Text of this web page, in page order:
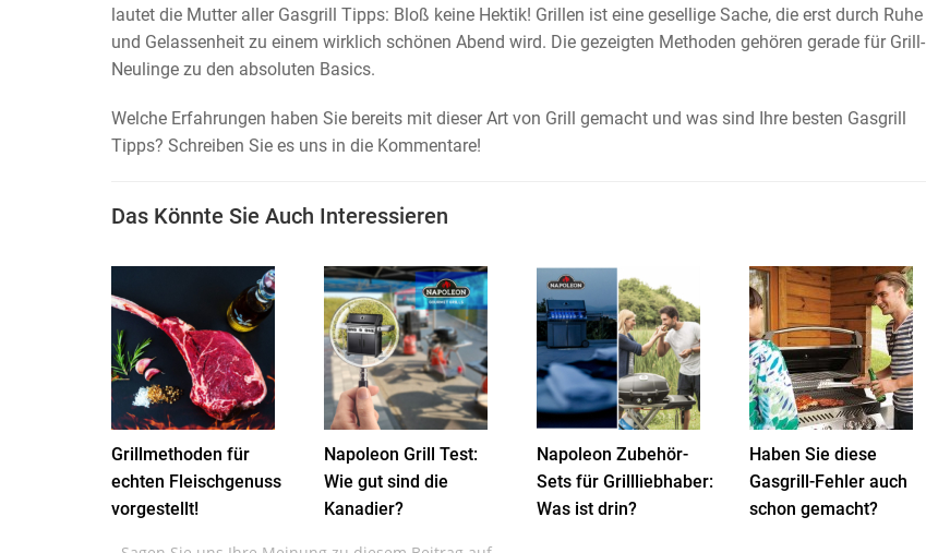
lautet die Mutter aller Gasgrill Tipps: Bloß keine Hektik! Grillen ist eine gesellige Sache, die erst durch Ruhe
und Gelassenheit zu einem wirklich schönen Abend wird. Die gezeigten Methoden gehören gerade für Grill-
Neulinge zu den absoluten Basics.
Welche Erfahrungen haben Sie bereits mit dieser Art von Grill gemacht und was sind Ihre besten Gasgrill
Tipps? Schreiben Sie es uns in die Kommentare!
Das Könnte Sie Auch Interessieren
Grillmethoden für
echten Fleischgenuss
vorgestellt!
Napoleon Grill Test:
Wie gut sind die
Kanadier?
Napoleon Zubehör-
Sets für Grillliebhaber:
Was ist drin?
Haben Sie diese
Gasgrill-Fehler auch
schon gemacht?